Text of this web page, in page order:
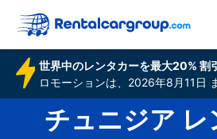
世界中のレンタカーを最大20% 割
ロモーションは、2026年8月11日
チュニジア レ